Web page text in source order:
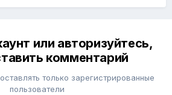
или авторизуйтесь,
комментарий
только зарегистрированные
пользователи